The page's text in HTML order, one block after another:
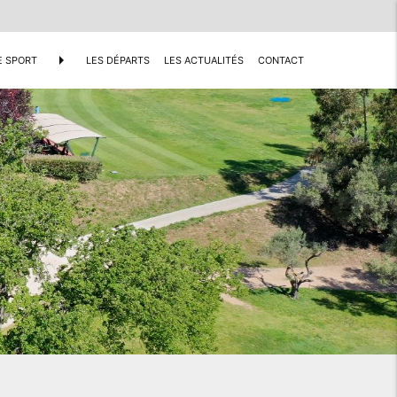
SPORT arrow_right LES DÉPARTS LES ACTUALITÉS CONTACT